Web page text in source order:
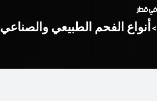
>أنواع الفحم الطبيعي والصناعي